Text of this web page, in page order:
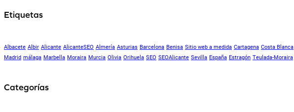
Etiquetas
Albacete Albir Alicante AlicanteSEO Almería Asturias Barcelona Benisa Sitio web a medida Cartagena Costa Blanca
Madrid málaga Marbella Moraira Murcia Olivia Orihuela SEO SEOAlicante Sevilla España Estragón Teulada-Moraira
Categorías